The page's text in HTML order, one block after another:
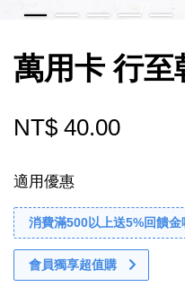
萬用卡 行至
NT$ 40.00
適用優惠
消費滿500以上送5%回饋金
會員獨享超值購